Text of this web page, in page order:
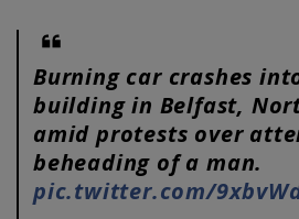
Burning car crashes
building in Belfast,
amid protests over
beheading of a man.
pic.twitter.com/